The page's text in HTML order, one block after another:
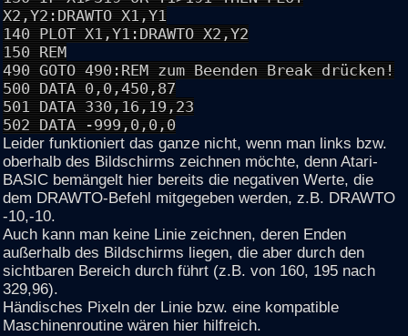
X2,Y2:DRAWTO X1,Y1
140 PLOT X1,Y1:DRAWTO X2,Y2
150 REM
490 GOTO 490:REM zum Beenden Break drücken!
500 DATA 0,0,450,87
501 DATA 330,16,19,23
502 DATA -999,0,0,0
Leider funktioniert das ganze nicht, wenn man links bzw.
oberhalb des Bildschirms zeichnen möchte, denn Atari-
BASIC bemängelt hier bereits die negativen Werte, die
dem DRAWTO-Befehl mitgegeben werden, z.B. DRAWTO
-10,-10.
Auch kann man keine Linie zeichnen, deren Enden
außerhalb des Bildschirms liegen, die aber durch den
sichtbaren Bereich durch führt (z.B. von 160, 195 nach
329,96).
Händisches Pixeln der Linie bzw. eine kompatible
Maschinenroutine wären hier hilfreich.